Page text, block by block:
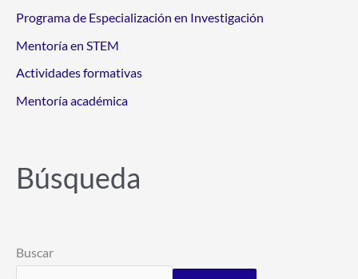
Programa de Especialización en Investigación
Mentoría en STEM
Actividades formativas
Mentoría académica
Búsqueda
Buscar